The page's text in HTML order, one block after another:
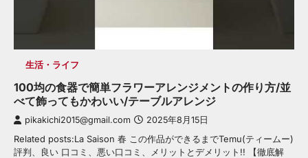
生活・ライフ
100均の食器で簡単フラワーアレンジメントの作り方/並
べて飾ってもかわいい/テーブルアレンジ
pikakichi2015@gmail.com 2025年8月15日
Related posts:La Saison 春 この作品ができるまでTemu(ティームー)
評判、良い 口コミ、悪い口コミ、メリットとデメリット!! 【徹底解